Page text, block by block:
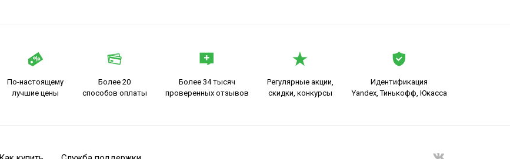
По-настоящему
лучшие цены
Более 20
способов оплаты
Более 34 тысяч
проверенных отзывов
Регулярные акции,
скидки, конкурсы
Идентификация
Yandex, Тинькофф, Юкасса